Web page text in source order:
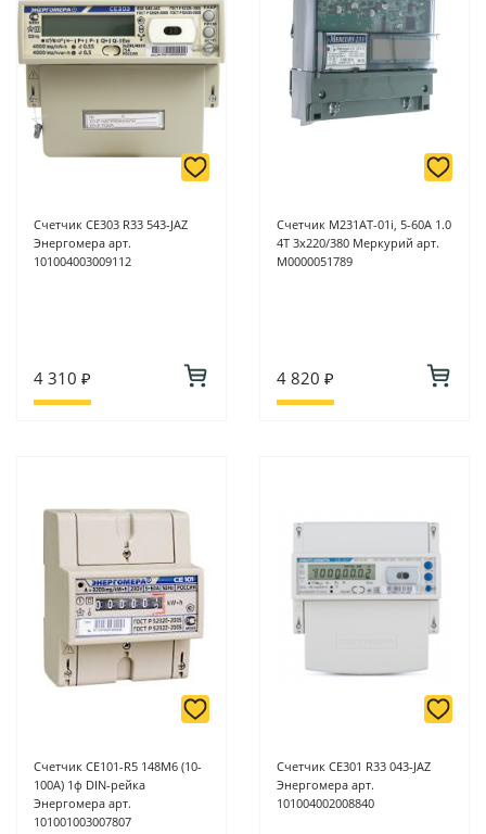
Счетчик CE303 R33 543-JAZ
Энергомера арт.
101004003009112
4 310 ₽
Счетчик M231AT-01i, 5-60А 1.0
4T 3х220/380 Меркурий арт.
М0000051789
4 820 ₽
Счетчик СЕ101-R5 148M6 (10-
100A) 1ф DIN-рейка
Энергомера арт.
101001003007807
Счетчик CE301 R33 043-JAZ
Энергомера арт.
101004002008840